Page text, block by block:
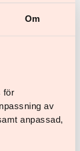
Om
för
av
anpassad,